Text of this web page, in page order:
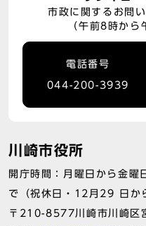
市政に関するお問
（午前8時か
電話番号
044-200-3939
川崎市役所
開庁時間：月曜日から金
で（祝休日・12月29 日か
〒210-8577川崎市川崎区